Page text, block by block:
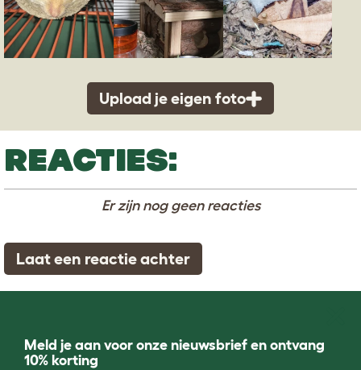
Upload je eigen foto
REACTIES:
Er zijn nog geen reacties
Laat een reactie achter
Meld je aan voor onze nieuwsbrief en ontvang
10% korting